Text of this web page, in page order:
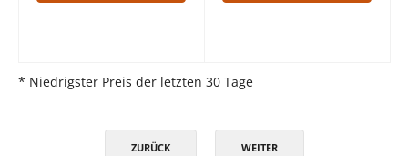
* Niedrigster Preis der letzten 30 Tage
ZURÜCK WEITER